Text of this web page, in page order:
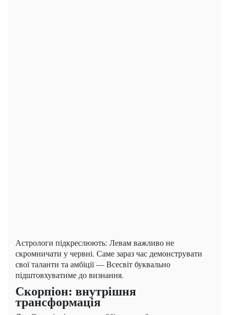
Астрологи підкреслюють: Левам важливо не
скромничати у червні. Саме зараз час демонструвати
свої таланти та амбіції — Всесвіт буквально
підштовхуватиме до визнання.
Скорпіон: внутрішня
трансформація